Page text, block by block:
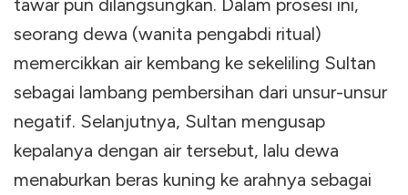
tawar pun dilangsungkan. Dalam prosesi ini,
seorang dewa (wanita pengabdi ritual)
memercikkan air kembang ke sekeliling Sultan
sebagai lambang pembersihan dari unsur-unsur
negatif. Selanjutnya, Sultan mengusap
kepalanya dengan air tersebut, lalu dewa
menaburkan beras kuning ke arahnya sebagai